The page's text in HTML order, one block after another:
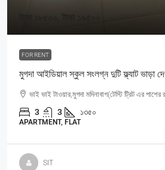
FOR RENT
মুগদা আইডিয়াল স্কুল সংলগ্ন দুটি ফ্ল্যাট ভাড়া
ভাই ভাই টাওয়ার,মুগদা মদিনাবাগ(টেস্টি ট্রিট এর পাশের
3 3 ১৩৫০
APARTMENT, FLAT
SIT